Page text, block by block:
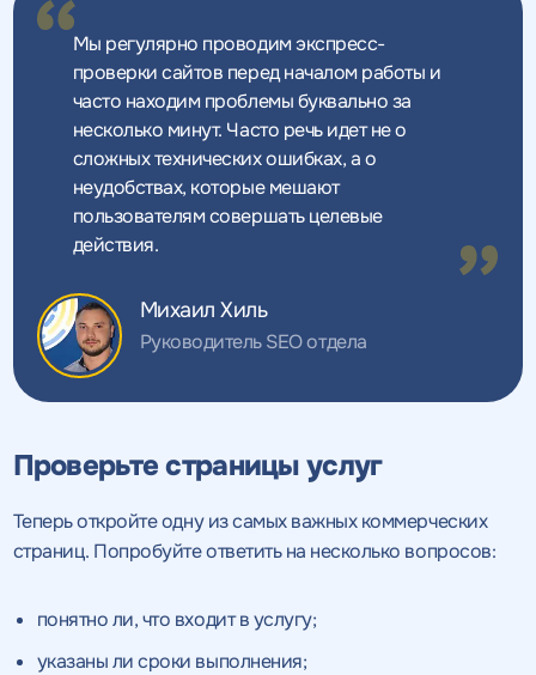
Мы регулярно проводим экспресс-
проверки сайтов перед началом работы и
часто находим проблемы буквально за
несколько минут. Часто речь идет не о
сложных технических ошибках, а о
неудобствах, которые мешают
пользователям совершать целевые
действия.
Михаил Хиль
Руководитель SEO отдела
Проверьте страницы услуг
Теперь откройте одну из самых важных коммерческих
страниц. Попробуйте ответить на несколько вопросов:
понятно ли, что входит в услугу;
указаны ли сроки выполнения;